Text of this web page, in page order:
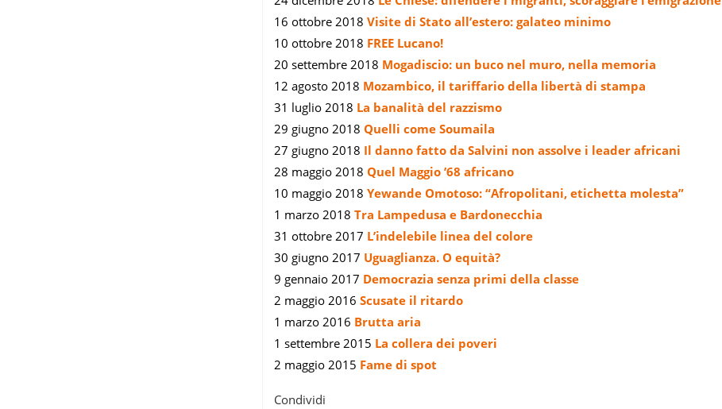
16 ottobre 2018 Visite di Stato all’estero: galateo minimo
10 ottobre 2018 FREE Lucano!
20 settembre 2018 Mogadiscio: un buco nel muro, nella memoria
12 agosto 2018 Mozambico, il tariffario della libertà di stampa
31 luglio 2018 La banalità del razzismo
29 giugno 2018 Quelli come Soumaila
27 giugno 2018 Il danno fatto da Salvini non assolve i leader africani
28 maggio 2018 Quel Maggio ’68 africano
10 maggio 2018 Yewande Omotoso: “Afropolitani, etichetta molesta”
1 marzo 2018 Tra Lampedusa e Bardonecchia
31 ottobre 2017 L’indelebile linea del colore
30 giugno 2017 Uguaglianza. O equità?
9 gennaio 2017 Democrazia senza primi della classe
2 maggio 2016 Scusate il ritardo
1 marzo 2016 Brutta aria
1 settembre 2015 La collera dei poveri
2 maggio 2015 Fame di spot
Condividi